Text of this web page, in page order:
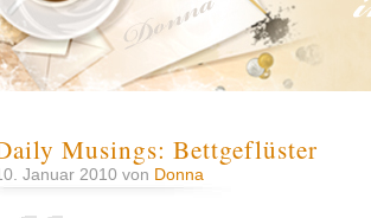
Musings: Bettgeflüster
Januar 2010 von Donna